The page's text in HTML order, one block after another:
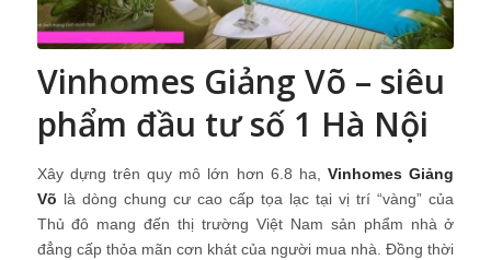
Vinhomes Giảng Võ – siêu
phẩm đầu tư số 1 Hà Nội
Xây dựng trên quy mô lớn hơn 6.8 ha,Vinhomes Giảng
Võ là dòng chung cư cao cấp tọa lạc tại vị trí “vàng” của
Thủ đô mang đến thị trường Việt Nam sản phẩm nhà ở
đẳng cấp thỏa mãn cơn khát của người mua nhà. Đồng thời